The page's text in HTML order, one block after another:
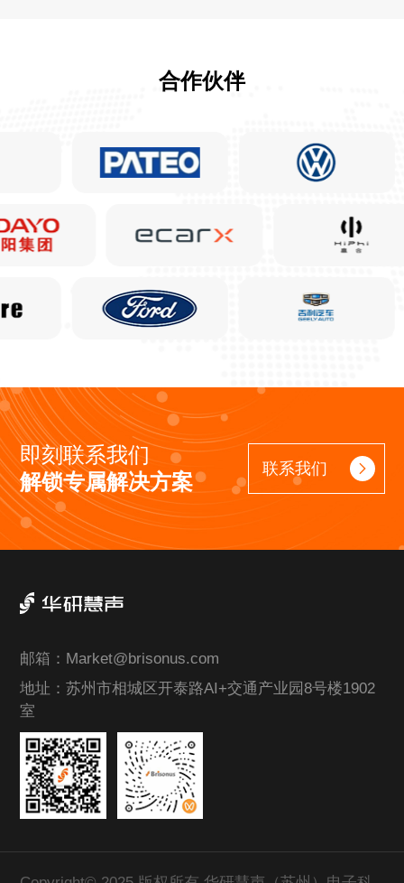
合作伙伴
即刻联系我们
解锁专属解决方案
联系我们
邮箱： Market@brisonus.com
地址：苏州市相城区开泰路AI+交通产业园8号楼1902
室